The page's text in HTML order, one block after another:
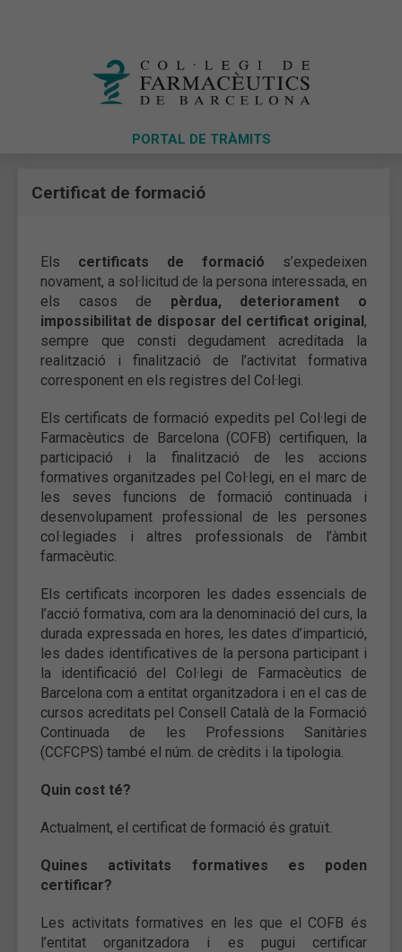
PORTAL DE TRÀMITS
Certificat de formació
Els certificats de formació s’expedeixen
novament, a sol·licitud de la persona interessada, en
els casos de pèrdua, deteriorament o
impossibilitat de disposar del certificat original,
sempre que consti degudament acreditada la
realització i finalització de l’activitat formativa
corresponent en els registres del Col·legi.
Els certificats de formació expedits pel Col·legi de
Farmacèutics de Barcelona (COFB) certifiquen, la
participació i la finalització de les accions
formatives organitzades pel Col·legi, en el marc de
les seves funcions de formació continuada i
desenvolupament professional de les persones
col·legiades i altres professionals de l’àmbit
farmacèutic.
Els certificats incorporen les dades essencials de
l’acció formativa, com ara la denominació del curs, la
durada expressada en hores, les dates d’impartició,
les dades identificatives de la persona participant i
la identificació del Col·legi de Farmacèutics de
Barcelona com a entitat organitzadora i en el cas de
cursos acreditats pel Consell Català de la Formació
Continuada de les Professions Sanitàries
(CCFCPS) també el núm. de crèdits i la tipologia.
Quin cost té?
Actualment, el certificat de formació és gratuït.
Quines activitats formatives es poden
certificar?
Les activitats formatives en les que el COFB és
l’entitat organitzadora i es pugui certificar